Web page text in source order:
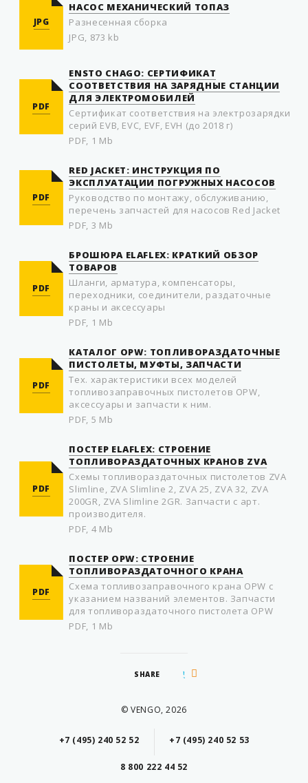
JPG
НАСОС МЕХАНИЧЕСКИЙ ТОПАЗ
Разнесенная сборка
JPG, 873 kb
PDF
ENSTO CHAGO: СЕРТИФИКАТ
СООТВЕТСТВИЯ НА ЗАРЯДНЫЕ СТАНЦИИ
ДЛЯ ЭЛЕКТРОМОБИЛЕЙ
Сертификат соответствия на электрозарядки
серий EVB, EVC, EVF, EVH (до 2018 г)
PDF, 1 Mb
PDF
RED JACKET: ИНСТРУКЦИЯ ПО
ЭКСПЛУАТАЦИИ ПОГРУЖНЫХ НАСОСОВ
Руководство по монтажу, обслуживанию,
перечень запчастей для насосов Red Jacket
PDF, 3 Mb
PDF
БРОШЮРА ELAFLEX: КРАТКИЙ ОБЗОР
ТОВАРОВ
Шланги, арматура, компенсаторы,
переходники, соединители, раздаточные
краны и аксессуары
PDF, 1 Mb
PDF
КАТАЛОГ OPW: ТОПЛИВОРАЗДАТОЧНЫЕ
ПИСТОЛЕТЫ, МУФТЫ, ЗАПЧАСТИ
Тех. характеристики всех моделей
топливозаправочных пистолетов OPW,
аксессуары и запчасти к ним.
PDF, 5 Mb
PDF
ПОСТЕР ELAFLEX: СТРОЕНИЕ
ТОПЛИВОРАЗДАТОЧНЫХ КРАНОВ ZVA
Схемы топливораздаточных пистолетов ZVA
Slimline, ZVA Slimline 2, ZVA 25, ZVA 32, ZVA
200GR, ZVA Slimline 2GR. Запчасти с арт.
производителя.
PDF, 4 Mb
PDF
ПОСТЕР OPW: СТРОЕНИЕ
ТОПЛИВОРАЗДАТОЧНОГО КРАНА
Схема топливозаправочного крана OPW с
указанием названий элементов. Запчасти
для топливораздаточного пистолета OPW
PDF, 1 Mb
SHARE
© VENGO, 2026
+7 (495) 240 52 52 +7 (495) 240 52 53
8 800 222 44 52